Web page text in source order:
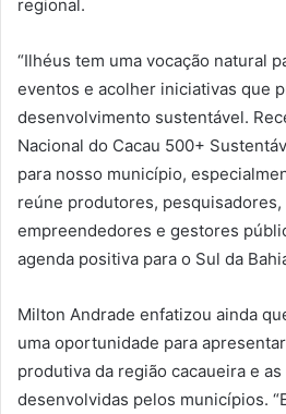
regional.
“Ilhéus tem uma vocação natural
eventos e acolher iniciativas que
desenvolvimento sustentável.
Nacional do Cacau 500+
para nosso município,
reúne produtores,
empreendedores e gestores
agenda positiva para o Sul da
Milton Andrade enfatizou ainda
uma oportunidade para
produtiva da região cacaueira e
desenvolvidas pelos municípios.